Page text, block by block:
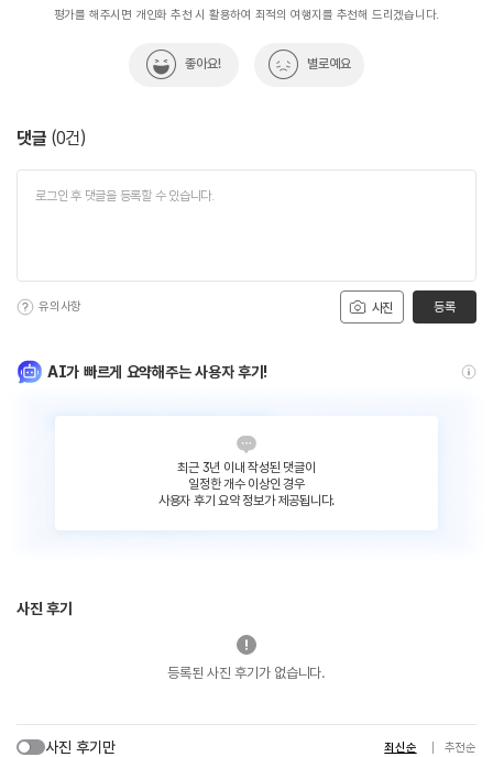
평가를 해주시면 개인화 추천 시 활용하여 최적의 여행지를 추천해 드리겠습니다.
좋아요! 별로예요
댓글 (0건)
사진
유의사항 등록
AI가 빠르게 요약해주는 사용자 후기!
최근 3년 이내 작성된 댓글이
일정한 개수 이상인 경우
사용자 후기 요약 정보가 제공됩니다.
사진 후기
등록된 사진 후기가 없습니다.
사진 후기만 최신순 추천순